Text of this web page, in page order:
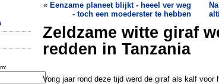
« Eenzame planeet blijkt - heeel ver weg
- toch een moederster te hebben
Zeldzame witte giraf
redden in Tanzania
Vorig jaar rond deze tijd werd de giraf als kalf